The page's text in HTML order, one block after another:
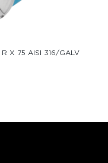
75 AISI 316/GALV